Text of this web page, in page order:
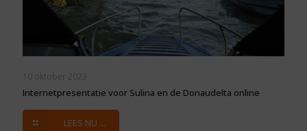
10 oktober 2023
Internetpresentatie voor Sulina en de Donaudelta online
LEES NU ...